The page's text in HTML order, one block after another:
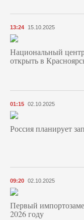
13:24 15.10.2025
Национальный
открыть в
01:15 02.10.2025
Россия планирует
09:20 02.10.2025
Первый
2026 году